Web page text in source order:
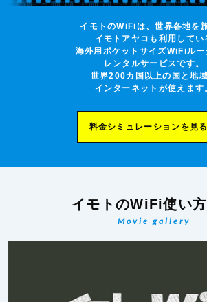
イモトのWiFiは、世界各地を
イモトアヤコも利用してい
海外用ポケットサイズWiFiルー
レンタルサービスです。
世界200カ国以上の国と地
インターネットが使えます
料金シミュレーションを見る
イモトのWiFi使い
Movie gallery